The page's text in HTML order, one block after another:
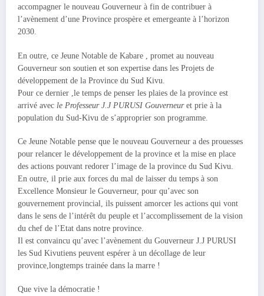
accompagner le nouveau Gouverneur à fin de contribuer à
l’avènement d’une Province prospère et emergeante à l’horizon
2030.
En outre, ce Jeune Notable de Kabare , promet au nouveau
Gouverneur son soutien et son expertise dans les Projets de
développement de la Province du Sud Kivu.
Pour ce dernier ,le temps de penser les plaies de la province est
arrivé avec le Professeur J.J PURUSI Gouverneuret prie à la
population du Sud-Kivu de s’approprier son programme.
Ce Jeune Notable pense que le nouveau Gouverneur a des prouesses
pour relancer le développement de la province et la mise en place
des actions pouvant redorer l’image de la province du Sud Kivu.
En outre, il prie aux forces du mal de laisser du temps à son
Excellence Monsieur le Gouverneur, pour qu’avec son
gouvernement provincial, ils puissent amorcer les actions qui vont
dans le sens de l’intérêt du peuple et l’accomplissement de la vision
du chef de l’Etat dans notre province.
Il est convaincu qu’avec l’avènement du Gouverneur J.J PURUSI
les Sud Kivutiens peuvent espérer à un décollage de leur
province,longtemps trainée dans la marre !
Que vive la démocratie !